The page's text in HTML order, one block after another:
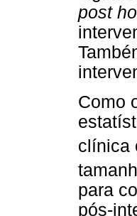
post
Como
clínica
para
pós-